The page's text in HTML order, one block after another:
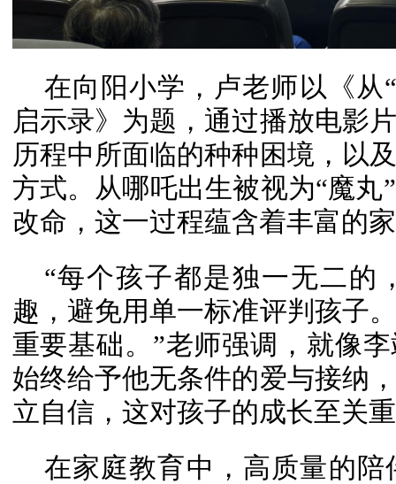
在向阳小学，卢老师以《从
启示录》为题，通过播放电影
历程中所面临的种种困境，以
方式。从哪吒出生被视为“魔
改命，这一过程蕴含着丰富的
“每个孩子都是独一无二的
趣，避免用单一标准评判孩子
重要基础。”老师强调，就像
始终给予他无条件的爱与接纳
立自信，这对孩子的成长至关
在家庭教育中，高质量的